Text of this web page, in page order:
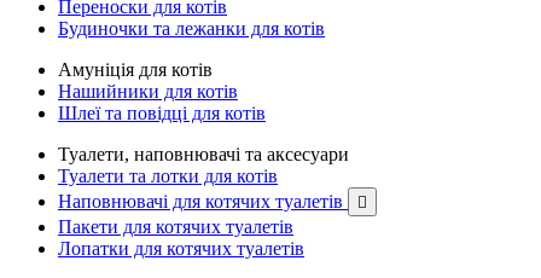
Переноски для котів
Будиночки та лежанки для котів
Амуніція для котів
Нашийники для котів
Шлеї та повідці для котів
Туалети, наповнювачі та аксесуари
Туалети та лотки для котів
Наповнювачі для котячих туалетів

Пакети для котячих туалетів
Лопатки для котячих туалетів